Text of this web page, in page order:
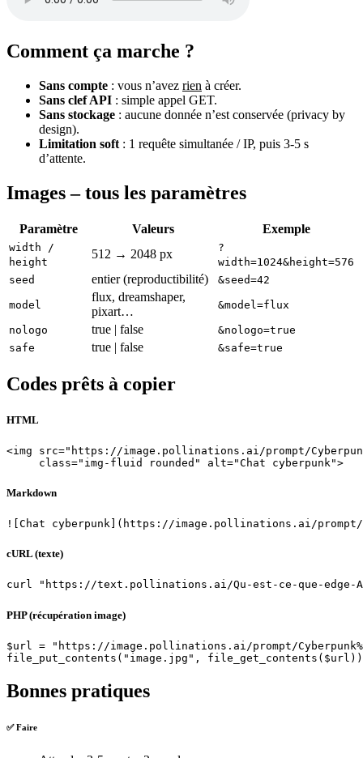
Comment ça marche ?
Sans compte : vous n’avez rien à créer.
Sans clef API : simple appel GET.
Sans stockage : aucune donnée n’est conservée (privacy by
design).
Limitation soft : 1 requête simultanée / IP, puis 3-5 s
d’attente.
Images – tous les paramètres
Paramètre Valeurs Exemple
width /
height
512 → 2048 px
?
width=1024&height=576
seed
entier (reproductibilité) &seed=42
model
flux, dreamshaper,
pixart…
&model=flux
nologo true | false
&nologo=true
safe
true | false &safe=true
Codes prêts à copier
HTML
<img src="https://image.pollinations.ai/prompt/
     class="img-fluid rounded" alt="Chat cyberpunk">
Markdown
![Chat cyberpunk](https://image.pollinations.ai/prompt/
cURL (texte)
curl "https://text.pollinations.ai/Qu-est-ce-que-edge-
PHP (récupération image)
$url = "https://image.pollinations.ai/prompt/
file_put_contents("image.jpg",
Bonnes pratiques
✅ Faire